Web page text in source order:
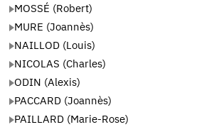
MOSSÉ (Robert)
MURE (Joannès)
NAILLOD (Louis)
NICOLAS (Charles)
ODIN (Alexis)
PACCARD (Joannès)
PAILLARD (Marie-Rose)